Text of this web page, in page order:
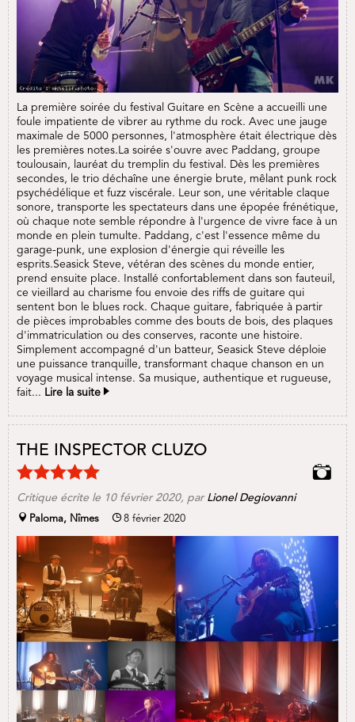
La première soirée du festival Guitare en Scène a accueilli une
foule impatiente de vibrer au rythme du rock. Avec une jauge
maximale de 5000 personnes, l'atmosphère était électrique dès
les premières notes.La soirée s'ouvre avec Paddang, groupe
toulousain, lauréat du tremplin du festival. Dès les premières
secondes, le trio déchaîne une énergie brute, mêlant punk rock
psychédélique et fuzz viscérale. Leur son, une véritable claque
sonore, transporte les spectateurs dans une épopée frénétique,
où chaque note semble répondre à l'urgence de vivre face à un
monde en plein tumulte. Paddang, c'est l'essence même du
garage-punk, une explosion d'énergie qui réveille les
esprits.Seasick Steve, vétéran des scènes du monde entier,
prend ensuite place. Installé confortablement dans son fauteuil,
ce vieillard au charisme fou envoie des riffs de guitare qui
sentent bon le blues rock. Chaque guitare, fabriquée à partir
de pièces improbables comme des bouts de bois, des plaques
d'immatriculation ou des conserves, raconte une histoire.
Simplement accompagné d'un batteur, Seasick Steve déploie
une puissance tranquille, transformant chaque chanson en un
voyage musical intense. Sa musique, authentique et rugueuse,
fait... Lire la suite
THE INSPECTOR CLUZO
Critique écrite le 10 février 2020, par Lionel Degiovanni
Paloma, Nîmes 8 février 2020